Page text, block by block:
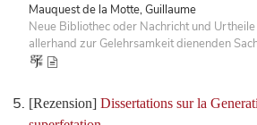
Mauquest de la Motte, Guillaume
Neue Bibliothec oder Nachricht und
allerhand zur Gelehrsamkeit dienenden
[Rezension] Dissertations sur la